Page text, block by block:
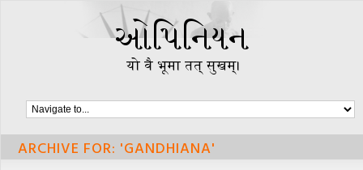
ARCHIVE FOR: 'GANDHIANA'